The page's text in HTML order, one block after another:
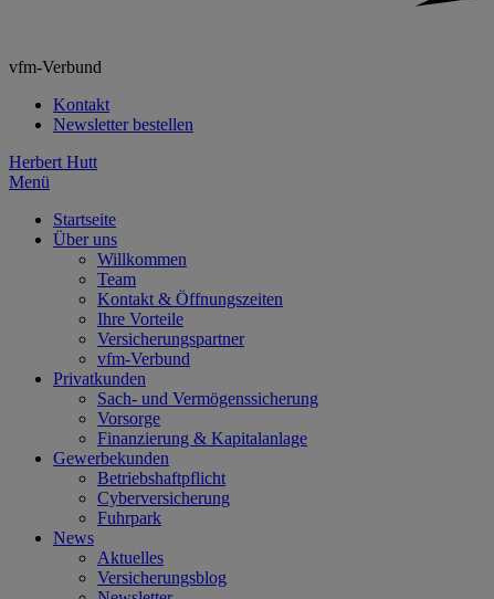
vfm-Verbund
Kontakt
Newsletter bestellen
Herbert Hutt
Menü
Startseite
Über uns
Willkommen
Team
Kontakt & Öffnungszeiten
Ihre Vorteile
Versicherungspartner
vfm-Verbund
Privatkunden
Sach- und Vermögenssicherung
Vorsorge
Finanzierung & Kapitalanlage
Gewerbekunden
Betriebshaftpflicht
Cyberversicherung
Fuhrpark
News
Aktuelles
Versicherungsblog